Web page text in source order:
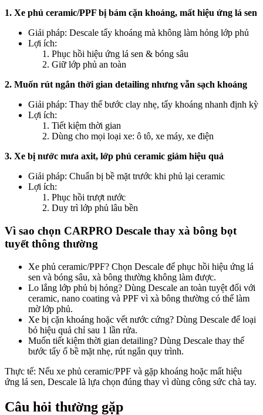
1. Xe phủ ceramic/PPF bị bám cặn khoáng, mất hiệu ứng lá sen
Giải pháp: Descale tẩy khoáng mà không làm hỏng lớp phủ
Lợi ích:
Phục hồi hiệu ứng lá sen & bóng sâu
Giữ lớp phủ an toàn
2. Muốn rút ngắn thời gian detailing nhưng vẫn sạch khoáng
Giải pháp: Thay thế bước clay nhẹ, tẩy khoáng nhanh định kỳ
Lợi ích:
Tiết kiệm thời gian
Dùng cho mọi loại xe: ô tô, xe máy, xe điện
3. Xe bị nước mưa axit, lớp phủ ceramic giảm hiệu quả
Giải pháp: Chuẩn bị bề mặt trước khi phủ lại ceramic
Lợi ích:
Phục hồi trượt nước
Duy trì lớp phủ lâu bền
Vì sao chọn CARPRO Descale thay xà bông bọt
tuyết thông thường
Xe phủ ceramic/PPF? Chọn Descale để phục hồi hiệu ứng lá
sen và bóng sâu, xà bông thường không làm được.
Lo lắng lớp phủ bị hỏng? Dùng Descale an toàn tuyệt đối với
ceramic, nano coating và PPF vì xà bông thường có thể làm
mờ lớp phủ.
Xe bị cặn khoáng hoặc vết nước cứng? Dùng Descale để loại
bỏ hiệu quả chỉ sau 1 lần rửa.
Muốn tiết kiệm thời gian detailing? Dùng Descale thay thế
bước tẩy ố bề mặt nhẹ, rút ngắn quy trình.
Thực tế: Nếu xe phủ ceramic/PPF và gặp khoáng hoặc mất hiệu
ứng lá sen, Descale là lựa chọn đúng thay vì dùng công sức chà tay.
Câu hỏi thường gặp